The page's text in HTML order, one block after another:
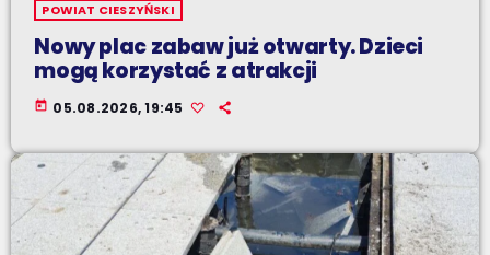
POWIAT CIESZYŃSKI
Nowy plac zabaw już otwarty. Dzieci
mogą korzystać z atrakcji
today 05.08.2026, 19:45